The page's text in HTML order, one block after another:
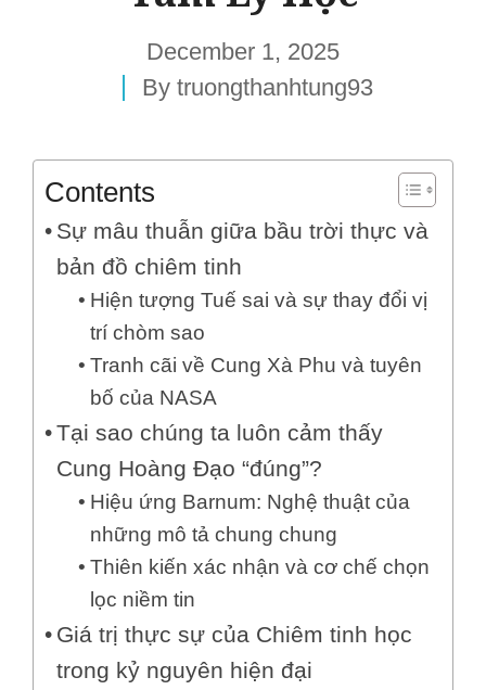
December 1, 2025
By truongthanhtung93
Contents
Sự mâu thuẫn giữa bầu trời thực và
bản đồ chiêm tinh
Hiện tượng Tuế sai và sự thay đổi vị
trí chòm sao
Tranh cãi về Cung Xà Phu và tuyên
bố của NASA
Tại sao chúng ta luôn cảm thấy
Cung Hoàng Đạo “đúng”?
Hiệu ứng Barnum: Nghệ thuật của
những mô tả chung chung
Thiên kiến xác nhận và cơ chế chọn
lọc niềm tin
Giá trị thực sự của Chiêm tinh học
trong kỷ nguyên hiện đại